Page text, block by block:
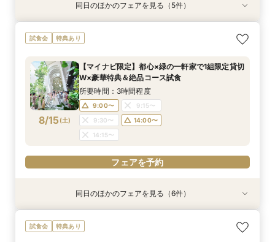
特典あり
8/14(金)
【貸切で叶うペット婚】全館一緒OK★ペット
ウェディング相談会
11:00〜
11:30〜
17:00〜
フェアを予約
特典あり
8/14(金)
《徹底比較*2件目以降の方へ》見積り相談×憧れ
の邸宅貸切体験
11:00〜
11:30〜
17:00〜
フェアを予約
特典あり
8/14(金)
【少人数W】挙式＆会食プラン♪白樺の森チャペ
ル×厳選牛試食
11:00〜
11:30〜
17:00〜
フェアを予約
特典あり
8/14(金)
＼初見学に◎／心躍る花嫁の第一歩♪見積もり相
談＆豪華試食
11:00〜
11:30〜
17:00〜
フェアを予約
8/14(金)
【オンライン開催】遠方在住でも安心◆バーチャ
ル見学＆相談会
12:00〜
15:00〜
17:00〜
フェアを予約
同日のほかのフェアを見る（5件）
試食会 特典あり
8/15(土)
【マイナビ限定】都心×緑の一軒家で1組限定貸切
W×豪華特典＆絶品コース試食
所要時間：3時間程度
9:00〜
9:15〜
9:30〜
14:00〜
14:15〜
フェアを予約
特典あり 動画あり
＼初見学に◎／心躍る花嫁の第一歩♪見積もり相
談＆豪華試食
【オンライン開催】遠方在住でも安心◆バーチャ
ル見学＆相談会
特典あり
【マタニティ花嫁】貸切空間＆短期間でもOKの
安心相談会*
特典あり
【少人数W】挙式＆会食プラン♪白樺の森チャペ
ル×厳選牛試食
特典あり
《徹底比較*2件目以降の方へ》見積り相談×憧れ
の邸宅貸切体験
特典あり
【貸切で叶うペット婚】全館一緒OK★ペット
ウェディング相談会
同日のほかのフェアを見る（6件）
試食会 特典あり